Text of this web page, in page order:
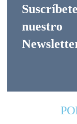
nuestro